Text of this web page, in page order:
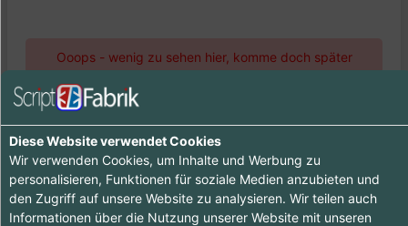
Ooops - wenig zu sehen hier, komme doch später
Tipp ab 15.90 €
Diese Website verwendet Cookies
Wir verwenden Cookies, um Inhalte und Werbung zu
personalisieren, Funktionen für soziale Medien anzubieten und
den Zugriff auf unsere Website zu analysieren. Wir teilen auch
Informationen über die Nutzung unserer Website mit unseren